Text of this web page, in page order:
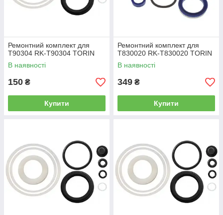
Ремонтний комплект для
T90304 RK-T90304 TORIN
В наявності
150 ₴
Купити
Ремонтний комплект для
T830020 RK-T830020 TORIN
В наявності
349 ₴
Купити